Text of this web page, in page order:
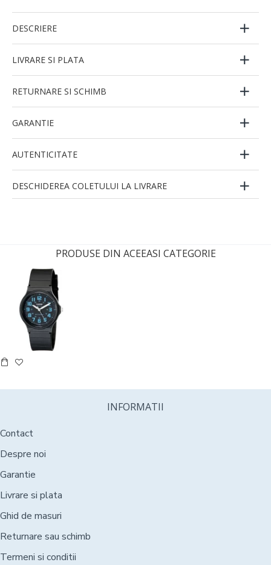
DESCRIERE
LIVRARE SI PLATA
RETURNARE SI SCHIMB
GARANTIE
AUTENTICITATE
DESCHIDEREA COLETULUI LA LIVRARE
PRODUSE DIN ACEEASI CATEGORIE
INFORMATII
Contact
Despre noi
Garantie
Livrare si plata
Ghid de masuri
Returnare sau schimb
Termeni si conditii